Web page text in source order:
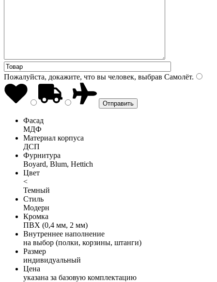
Пожалуйста, докажите, что вы человек, выбрав Самолёт.
Фасад
МДФ
Материал корпуса
ДСП
Фурнитура
Boyard, Blum, Hettich
Цвет
<
Темный
Стиль
Модерн
Кромка
ПВХ (0,4 мм, 2 мм)
Внутреннее наполнение
на выбор (полки, корзины, штанги)
Размер
индивидуальный
Цена
указана за базовую комплектацию